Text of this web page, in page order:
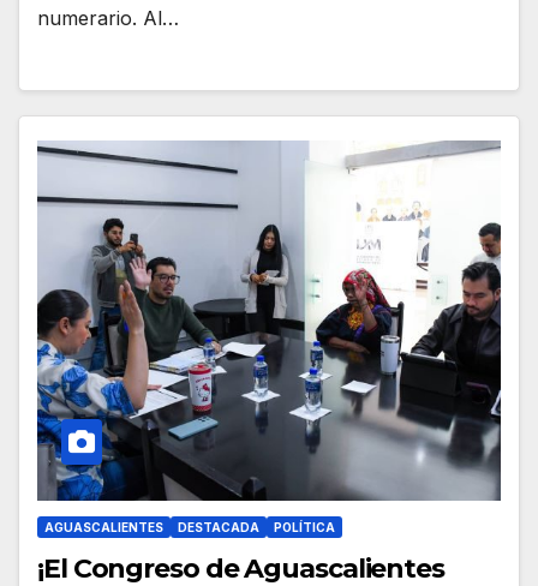
numerario. Al…
AGUASCALIENTES DESTACADA POLÍTICA
¡El Congreso de Aguascalientes